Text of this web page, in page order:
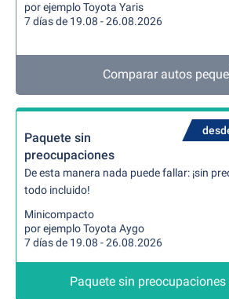
por ejemplo Toyota Yaris
7 días de 19.08 - 26.08.2026
Comparar autos
Paquete sin
preocupaciones
De esta manera nada puede fallar: ¡sin
todo incluido!
Minicompacto
por ejemplo Toyota Aygo
7 días de 19.08 - 26.08.2026
Paquete sin